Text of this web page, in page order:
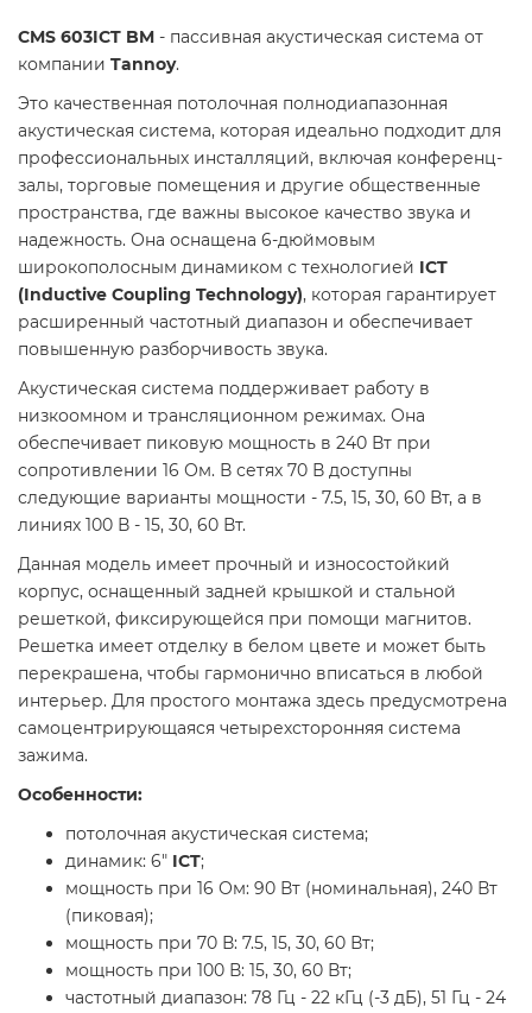
CMS 603ICT BM - пассивная акустическая система от
компании Tannoy.
Это качественная потолочная полнодиапазонная
акустическая система, которая идеально подходит для
профессиональных инсталляций, включая конференц-
залы, торговые помещения и другие общественные
пространства, где важны высокое качество звука и
надежность. Она оснащена 6-дюймовым
широкополосным динамиком с технологией ICT
(Inductive Coupling Technology), которая гарантирует
расширенный частотный диапазон и обеспечивает
повышенную разборчивость звука.
Акустическая система поддерживает работу в
низкоомном и трансляционном режимах. Она
обеспечивает пиковую мощность в 240 Вт при
сопротивлении 16 Ом. В сетях 70 В доступны
следующие варианты мощности - 7.5, 15, 30, 60 Вт, а в
линиях 100 В - 15, 30, 60 Вт.
Данная модель имеет прочный и износостойкий
корпус, оснащенный задней крышкой и стальной
решеткой, фиксирующейся при помощи магнитов.
Решетка имеет отделку в белом цвете и может быть
перекрашена, чтобы гармонично вписаться в любой
интерьер. Для простого монтажа здесь предусмотрена
самоцентрирующаяся четырехсторонняя система
зажима.
Особенности:
потолочная акустическая система;
динамик: 6" ICT;
мощность при 16 Ом: 90 Вт (номинальная), 240 Вт
(пиковая);
мощность при 70 В: 7.5, 15, 30, 60 Вт;
мощность при 100 В: 15, 30, 60 Вт;
частотный диапазон: 78 Гц - 22 кГц (-3 дБ), 51 Гц - 24